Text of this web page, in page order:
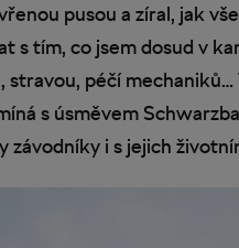
pusou a zíral, jak
s tím, co jsem dosud v
péčí
s úsměvem
závodníky i s jejich